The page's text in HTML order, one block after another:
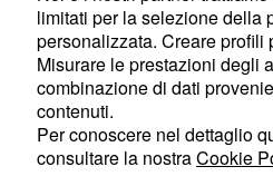
non ha trattenuto le lacrime
stata Santinelli alasciarlo
settimane di distanza dalla
Le ultime mosse del ragazzo,
tronista che oggi, giovedì 1°
limitati per la selezione della
personalizzata. Creare
Misurare le prestazioni degli
combinazione di dati
contenuti.
Per conoscere nel dettaglio
consultare la nostraCookie